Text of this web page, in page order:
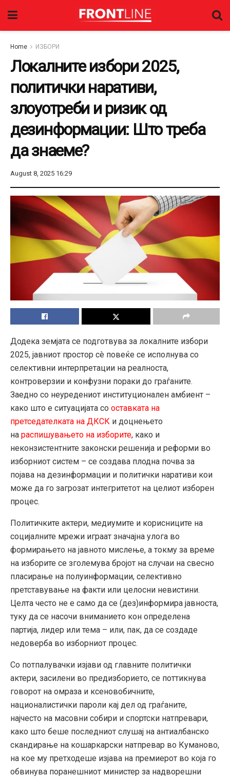
Home ИЗБОРИ
Локалните избори 2025,
политички наративи,
злоуотреби и ризик од
дезинформации: Што треба
да знаеме?
August 8, 2025 16:29
Додека земјата се подготвува за локалните избори
2025, јавниот простор сè повеќе се исполнува со
селективни интерпретации на реалноста,
контроверзии и конфузни пораки до граѓаните.
Заедно со неуредениот институционален амбиент –
како што е ситуацијата со оставката на
претседателката на ДКСК и доцнењето
на распишувањето на изборите, како и
неконзистентните законски решенија и реформи во
изборниот систем – се создава плодна почва за
појава на дезинформации и политички наративи кои
може да го загрозат интегритетот на целиот изборен
процес.
Политичките актери, медиумите и корисниците на
социјалните мрежи играат значајна улога во
формирањето на јавното мислење, а токму за време
на изборите се зголемува бројот на случаи на свесно
пласирање на полуинформации, селективно
претставување на факти или целосни невистини.
Целта често не е само да се (дез)информира јавноста,
туку да се насочи вниманието кон определена
партија, лидер или тема – или, пак, да се создаде
недоверба во изборниот процес.
Со потпалувачки изјави од главните политички
актери, засилени во предизборието, се поттикнува
говорот на омраза и ксеновобичните,
националистички пароли кај дел од граѓаните,
најчесто на масовни собири и спортски натпревари,
како што беше последниот слушај на антиалбанско
скандирање на кошаркарски натпревар во Куманово,
на кое му претходеше изјава на премиерот во која го
обвинува поранешниот министер за надворешни